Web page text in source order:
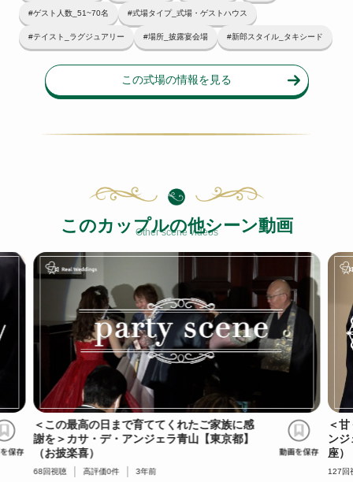
#ゲスト人数_51~70名 #式場タイプ_式場・ゲストハウス
#テイスト_ラグジュアリー #場所_披露宴会場 #新郎スタイル_タキシード
この式場の情報を見る
Other scene videos
このカップルの他シーン動画
＜この最高の日まで育ててくれたご家族に感
謝を＞カサ・デ・アンジェラ青山【東京都】
（お披楽喜）
68回視聴 高評価0件 3年前
＜
ン
座）
127 回